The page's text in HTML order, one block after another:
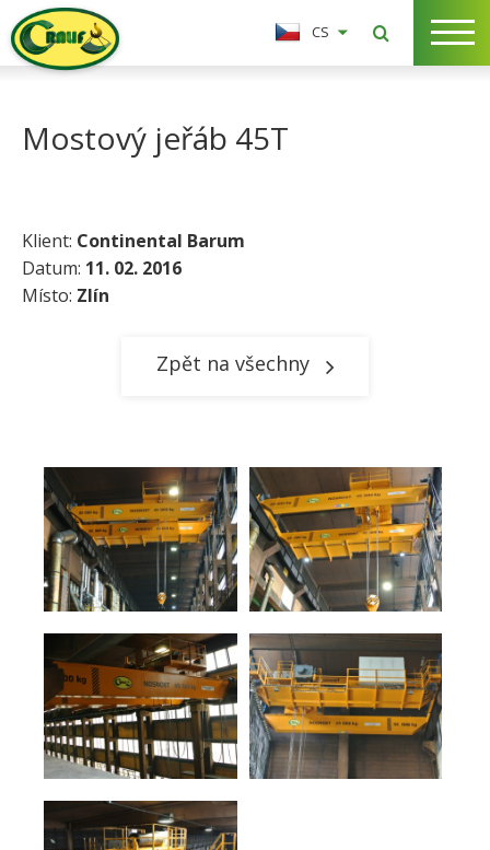
CS
Mostový jeřáb 45T
Klient: Continental Barum
Datum: 11. 02. 2016
Místo: Zlín
Zpět na všechny